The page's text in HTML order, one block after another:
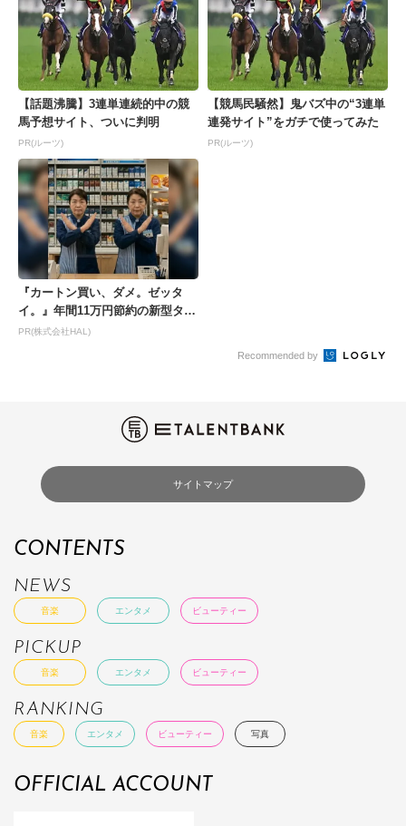
【話題沸騰】3連単連続的中の競
馬予想サイト、ついに判明
PR(ルーツ)
【競馬民騒然】鬼バズ中の“3連単
連発サイト”をガチで使ってみた
PR(ルーツ)
『カートン買い、ダメ。ゼッタ
イ。』年間11万円節約の新型タバ
コが爆売れ
PR(株式会社HAL)
Recommended by
サイトマップ
CONTENTS
NEWS
音楽 エンタメ ビューティー
PICKUP
音楽 エンタメ ビューティー
RANKING
音楽 エンタメ ビューティー 写真
OFFICIAL ACCOUNT